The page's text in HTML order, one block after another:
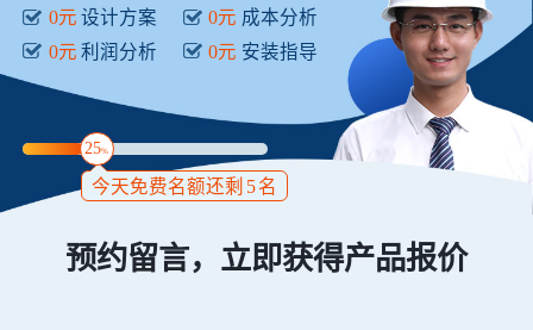
0元 设计方案 0元 成本分析
0元 利润分析 0元 安装指导
25%
今天免费名额还剩 5名
预约留言，立即获得产品报价